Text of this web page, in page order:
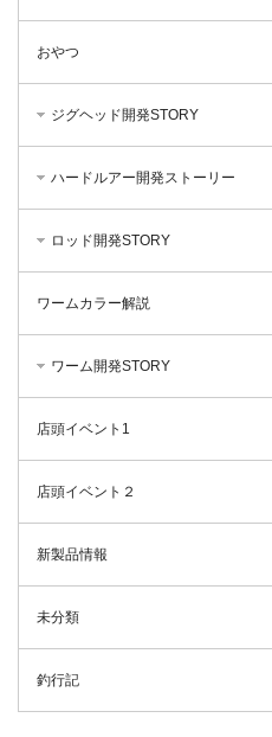
おやつ
ジグヘッド開発STORY
ハードルアー開発ストーリー
ロッド開発STORY
ワームカラー解説
ワーム開発STORY
店頭イベント1
店頭イベント２
新製品情報
未分類
釣行記